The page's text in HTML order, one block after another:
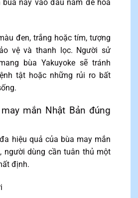
bùa này vào đầu năm để hóa
đen, trắng hoặc tím, tượng
vệ và thanh lọc. Người sử
bùa Yakuyoke sẽ tránh
tật hoặc những rủi ro bất
mắn Nhật Bản đúng
hiệu quả của bùa may mắn
người dùng cần tuân thủ một
định.